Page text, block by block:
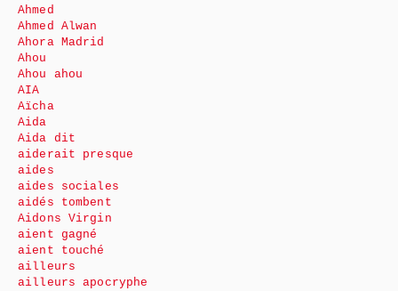
Ahmed
Ahmed Alwan
Ahora Madrid
Ahou
Ahou ahou
AIA
Aïcha
Aida
Aida dit
aiderait presque
aides
aides sociales
aidés tombent
Aidons Virgin
aient gagné
aient touché
ailleurs
ailleurs apocryphe